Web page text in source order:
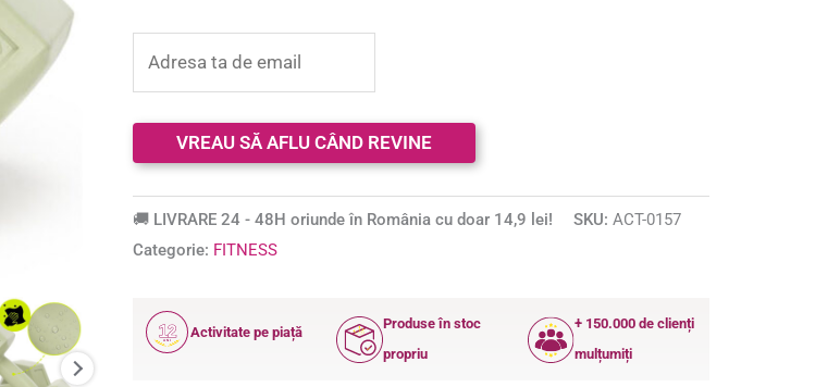
🚚 LIVRARE 24 - 48H oriunde în România cu doar 14,9 lei! SKU:ACT-0157
Categorie: FITNESS
12
ANI
Activitate pe piață
Produse în stoc
propriu
+ 150.000 de clienți
mulțumiți